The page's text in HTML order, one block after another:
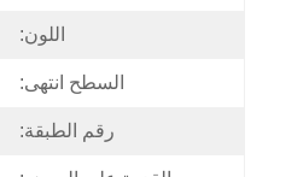
اللون:
السطح انتهى:
رقم الطبقة: